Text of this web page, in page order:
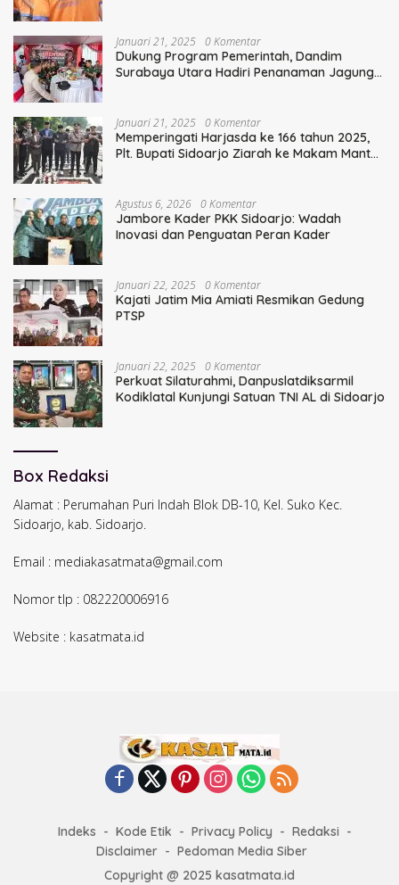
Januari 21, 2025 0 Komentar
Dukung Program Pemerintah, Dandim
Surabaya Utara Hadiri Penanaman Jagung
Januari 21, 2025 0 Komentar
Memperingati Harjasda ke 166 tahun 2025,
Plt. Bupati Sidoarjo Ziarah ke Makam Mantan
Agustus 6, 2026 0 Komentar
Jambore Kader PKK Sidoarjo: Wadah
Inovasi dan Penguatan Peran Kader
Januari 22, 2025 0 Komentar
Kajati Jatim Mia Amiati Resmikan Gedung
PTSP
Januari 22, 2025 0 Komentar
Perkuat Silaturahmi, Danpuslatdiksarmil
Kodiklatal Kunjungi Satuan TNI AL di Sidoarjo
Box Redaksi
Alamat : Perumahan Puri Indah Blok DB-10, Kel. Suko Kec.
Sidoarjo, kab. Sidoarjo.
Email : mediakasatmata@gmail.com
Nomor tlp : 082220006916
Website : kasatmata.id
Indeks Kode Etik Privacy Policy
Redaksi
Disclaimer
Pedoman Media Siber
Copyright @ 2025 kasatmata.id